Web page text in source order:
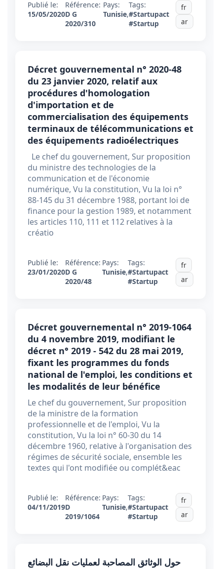
Publié le:
15/05/2020
Référence:
D G
2020/310
Pays:
Tunisie,
Tags:
#Startupact
#Startup
fr
ar
Décret gouvernemental n° 2020-48
du 23 janvier 2020, relatif aux
procédures d'homologation
d'importation et de
commercialisation des équipements
terminaux de télécommunications et
des équipements radioélectriques
Le chef du gouvernement, Sur proposition
du ministre des technologies de la
communication et de l'économie
numérique, Vu la constitution, Vu la loi n°
88-145 du 31 décembre 1988, portant loi de
finance pour la gestion 1989, et notamment
les articles 110, 111 et 112 relatives à la
créatio
Publié le:
23/01/2020
Référence:
D G
2020/48
Pays:
Tunisie,
Tags:
#Startupact
#Startup
fr
ar
Décret gouvernemental n° 2019-1064
du 4 novembre 2019, modifiant le
décret n° 2019 - 542 du 28 mai 2019,
fixant les programmes du fonds
national de l'emploi, les conditions et
les modalités de leur bénéfice
Le chef du gouvernement, Sur proposition
de la ministre de la formation
professionnelle et de l'emploi, Vu la
constitution, Vu la loi n° 60-30 du 14
décembre 1960, relative à l'organisation des
régimes de sécurité sociale, ensemble les
textes qui l'ont modifiée ou complét&eac
Publié le:
04/11/2019
Référence:
D
2019/1064
Pays:
Tunisie,
Tags:
#Startupact
#Startup
fr
ar
حول الوثائق المصاحبة لعمليات نقل البضائع